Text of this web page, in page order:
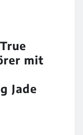
mit
Jade